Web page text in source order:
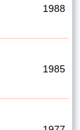
1988
1985